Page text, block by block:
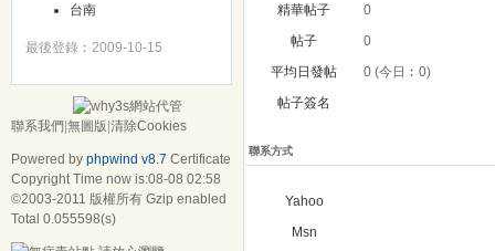
台南
最後登錄︰2009-10-15
精華帖子
0
帖子
0
平均日發帖
0 (今日︰0)
帖子簽名
聯系方式
Yahoo
Msn
聯系我們 無圖版 清除Cookies
Powered by phpwind v8.7 Certificate
Copyright Time now is:08-08 02:58
©2003-2011 版權所有 Gzip enabled
Total 0.055598(s)